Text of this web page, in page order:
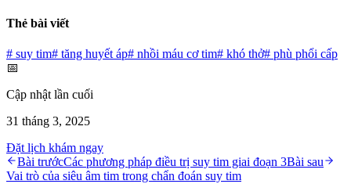
Thẻ bài viết
# suy tim# tăng huyết áp# nhồi máu cơ tim# khó thở# phù phổi cấp
📅
Cập nhật lần cuối
31 tháng 3, 2025
Đặt lịch khám ngay
Bài trướcCác phương pháp điều trị suy tim giai đoạn 3Bài sau
Vai trò của siêu âm tim trong chẩn đoán suy tim